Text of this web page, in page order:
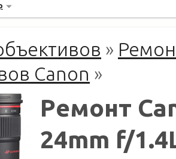
»
Canon »
Ремонт
24mm f/